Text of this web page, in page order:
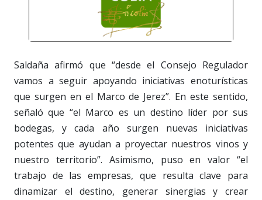
Saldaña afirmó que “desde el Consejo Regulador
vamos a seguir apoyando iniciativas enoturísticas
que surgen en el Marco de Jerez”. En este sentido,
señaló que “el Marco es un destino líder por sus
bodegas, y cada año surgen nuevas iniciativas
potentes que ayudan a proyectar nuestros vinos y
nuestro territorio”. Asimismo, puso en valor “el
trabajo de las empresas, que resulta clave para
dinamizar el destino, generar sinergias y crear